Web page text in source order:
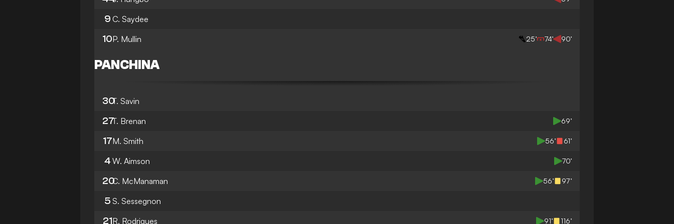
9 C. Saydee
10P. Mullin 25’ 74’ 90’
PANCHINA
30T. Savin
27T. Brenan 69’
17M. Smith 56’ 61’
4 W. Aimson 70’
20C. McManaman 56’ 97’
5 S. Sessegnon
21R. Rodrigues 91’ 116’